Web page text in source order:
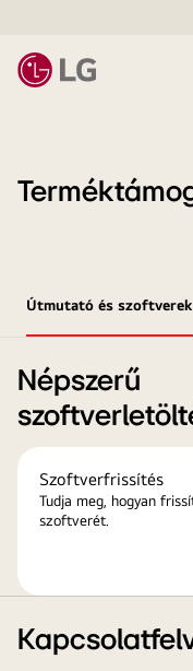
Útmutató és szoftverek
Népszerű
Szoftverfrissítés
Tudja meg, hogyan
szoftverét.